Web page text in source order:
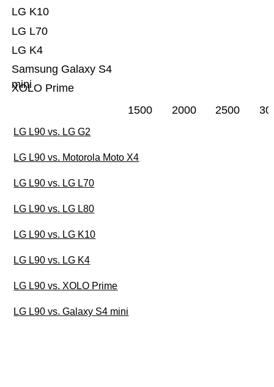
XOLO Prime
Samsung Galaxy S4
mini
LG K4
LG L70
LG K10
1500 2000 2500
LG L90 vs. LG G2
LG L90 vs. Motorola Moto X4
LG L90 vs. LG L70
LG L90 vs. LG L80
LG L90 vs. LG K10
LG L90 vs. LG K4
LG L90 vs. XOLO Prime
LG L90 vs. Galaxy S4 mini